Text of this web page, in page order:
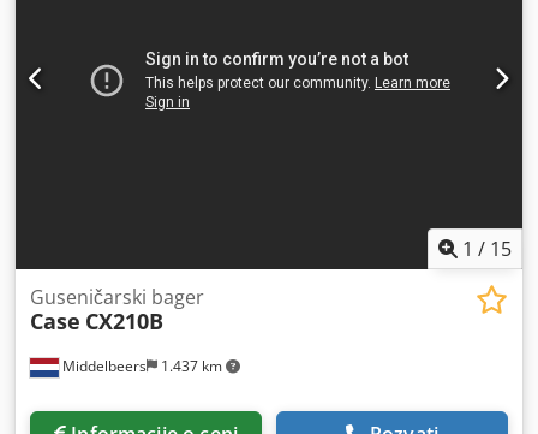
1 / 15
Middelbeers 1.437 km
Guseničarski bager
Case CX210B